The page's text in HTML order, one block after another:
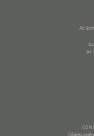
Az
Az
CON